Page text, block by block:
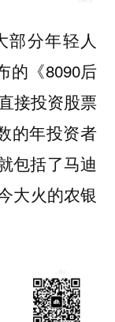
部分年轻人
的《8090后
接投资股票
的年投资者
包括了马迪
大火的农银